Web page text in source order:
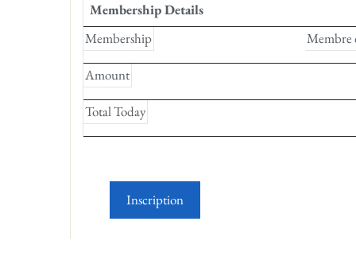
Membership Details
Membership
Membre
Amount
Total Today